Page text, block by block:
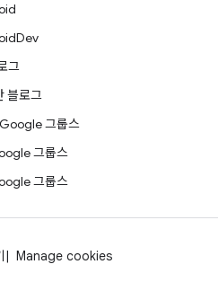
그
블로그
그룹스
그룹스
그룹스
Manage cookies